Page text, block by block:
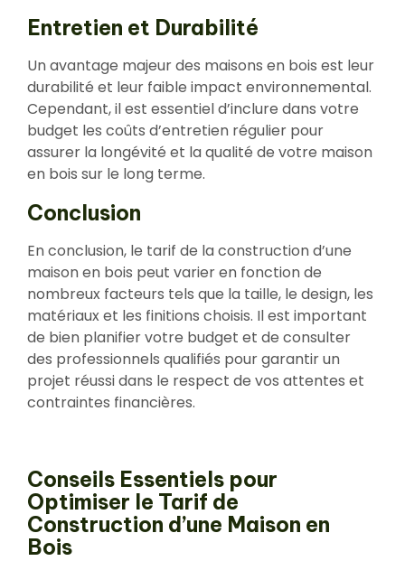
Entretien et Durabilité
Un avantage majeur des maisons en bois est leur
durabilité et leur faible impact environnemental.
Cependant, il est essentiel d’inclure dans votre
budget les coûts d’entretien régulier pour
assurer la longévité et la qualité de votre maison
en bois sur le long terme.
Conclusion
En conclusion, le tarif de la construction d’une
maison en bois peut varier en fonction de
nombreux facteurs tels que la taille, le design, les
matériaux et les finitions choisis. Il est important
de bien planifier votre budget et de consulter
des professionnels qualifiés pour garantir un
projet réussi dans le respect de vos attentes et
contraintes financières.
Conseils Essentiels pour
Optimiser le Tarif de
Construction d’une Maison en
Bois